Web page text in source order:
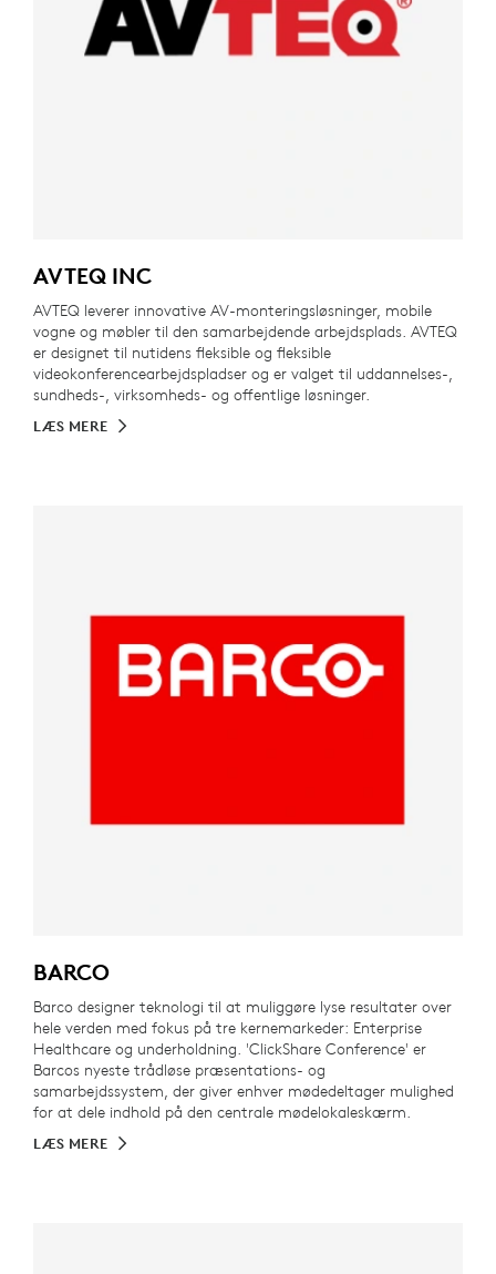
AVTEQ INC
AVTEQ leverer innovative AV-monteringsløsninger, mobile
vogne og møbler til den samarbejdende arbejdsplads. AVTEQ
er designet til nutidens fleksible og fleksible
videokonferencearbejdspladser og er valget til uddannelses-,
sundheds-, virksomheds- og offentlige løsninger.
LÆS MERE
BARCO
Barco designer teknologi til at muliggøre lyse resultater over
hele verden med fokus på tre kernemarkeder: Enterprise
Healthcare og underholdning. 'ClickShare Conference' er
Barcos nyeste trådløse præsentations- og
samarbejdssystem, der giver enhver mødedeltager mulighed
for at dele indhold på den centrale mødelokaleskærm.
LÆS MERE